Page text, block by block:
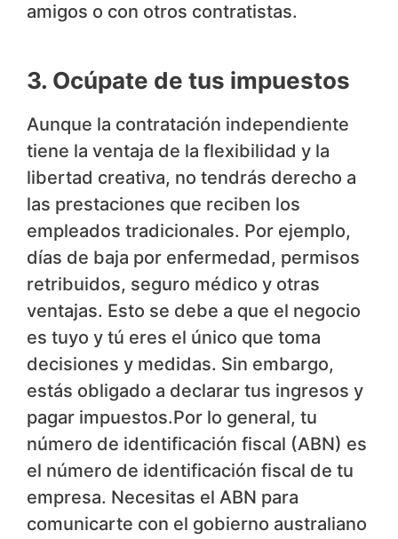
amigos o con otros contratistas.
3. Ocúpate de tus impuestos
Aunque la contratación independiente
tiene la ventaja de la flexibilidad y la
libertad creativa, no tendrás derecho a
las prestaciones que reciben los
empleados tradicionales. Por ejemplo,
días de baja por enfermedad, permisos
retribuidos, seguro médico y otras
ventajas. Esto se debe a que el negocio
es tuyo y tú eres el único que toma
decisiones y medidas. Sin embargo,
estás obligado a declarar tus ingresos y
pagar impuestos.Por lo general, tu
número de identificación fiscal (ABN) es
el número de identificación fiscal de tu
empresa. Necesitas el ABN para
comunicarte con el gobierno australiano